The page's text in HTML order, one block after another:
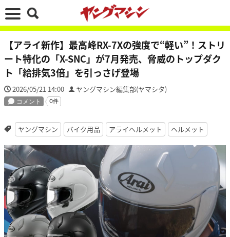
【アライ新作】最高峰RX-7Xの強度で“軽い”！ストリ
ート特化の「X-SNC」が7月発売、脅威のトップダク
ト「給排気3倍」を引っさげ登場
2026/05/21 14:00 ヤングマシン編集部(ヤマシタ)
ヤングマシン バイク用品 アライヘルメット ヘルメット